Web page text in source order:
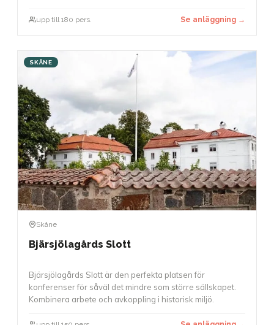
deltagare, finns det möjligheter att använda.
som passar bäst för ditt evenemang.
upp till 180 pers. Se anläggning →
SKÅNE
Skåne
Bjärsjölagårds Slott
Bjärsjölagårds Slott är den perfekta platsen för
konferenser för såväl det mindre som större sällskapet.
Kombinera arbete och avkoppling i historisk miljö.